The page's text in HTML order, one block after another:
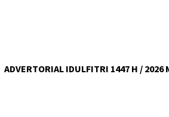
ADVERTORIAL IDULFITRI 1447 H / 2026